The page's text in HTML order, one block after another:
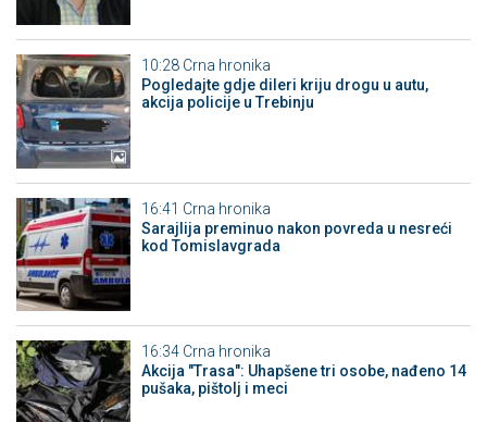
10:28 Crna hronika
Pogledajte gdje dileri kriju drogu u autu,
akcija policije u Trebinju
16:41 Crna hronika
Sarajlija preminuo nakon povreda u nesreći
kod Tomislavgrada
16:34 Crna hronika
Akcija "Trasa": Uhapšene tri osobe, nađeno 14
pušaka, pištolj i meci